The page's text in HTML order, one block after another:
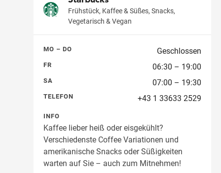
Wegbeschreibung
Frühstück, Kaffee & Süßes, Snacks,
Vegetarisch & Vegan
MO – DO Geschlossen
FR 06:30 – 19:00
SA 07:00 – 19:30
TELEFON +43 1 33633 2529
INFO
Kaffee lieber heiß oder eisgekühlt?
Verschiedenste Coffee Variationen und
amerikanische Snacks oder Süßigkeiten
warten auf Sie – auch zum Mitnehmen!